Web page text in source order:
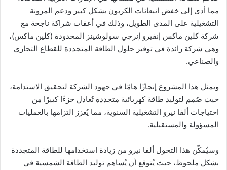
مما أدى إلى خفض انبعاثات الكربون بشكل كبير ودعم المرونة
التشغيلية على المدى الطويل، وذلك في أعقاب شراكة ناجحة مع
شركة كلين ماكس إنفيرو إنرجي سولوشينز المحدودة (كلين ماكس)،
وهي شركة رائدة في توفير حلول الطاقة المتجددة للقطاع التجاري
والصناعي.
ويمثل هذا المشروع إنجازًا هامًا في جهود الشركة لتحقيق الاستدامة،
حيث صُمم لتوليد طاقة كهربائية متجددة تُعادل جزءًا كبيرًا من
احتياجات ألفا نيرو التشغيلية السنوية، مما يُعزز التزامها بالعمليات
المسؤولة والمستقبلية.
وسيُمكّن هذا التحول ألفا نيرو من زيادة استخدامها للطاقة المتجددة
بشكل ملحوظ، حيث يُتوقع أن يُساهم توليد الطاقة الشمسية في